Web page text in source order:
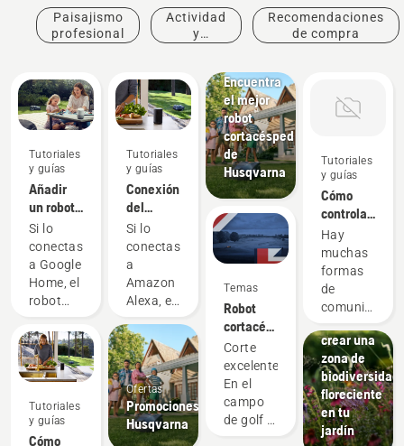
Paisajismo
profesional
Actividad
y
Recomendaciones
de compra
Tutoriales
y guías
Añadir
un robot
cortacésped
Automower®
a Google
Home
Si lo
conectas
a Google
Home, el
robot
Husqvarna
Automower®
se
en tu
rutina
Tutoriales
y guías
Cómo
Tutoriales
y guías
Conexión
del
Automower®
con
Amazon
Alexa
Si lo
conectas
a
Amazon
Alexa, el
cortacésped
Husqvarna
Automower®
se
integrará
en tu
Ofertas
Promociones
Husqvarna
Noticias y
Encuentra
el mejor
robot
cortacésped
de
Husqvarna
Temas
Robot
cortacésped
oficial
del DP
World
Tour
Corte
excelente.
En el
campo
de golf y
Tutoriales
y guías
Cómo
controlar
tu
Automower®
con el
Asistente
de
Hay
muchas
formas
de
comunicarse
robot
cortacésped
Automower®
a través
del
Asistente
Tutoriales
y guías
crear una
zona de
biodiversidad
floreciente
en tu
jardín